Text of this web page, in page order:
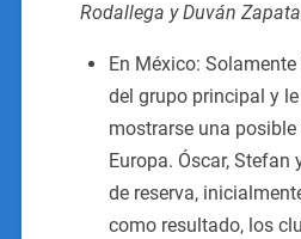
Rodallega y Duván
En México:
del grupo principal y
mostrarse una
Europa. Óscar,
de reserva,
como resultado, los